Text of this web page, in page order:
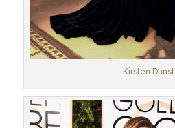
Kirsten Dunst